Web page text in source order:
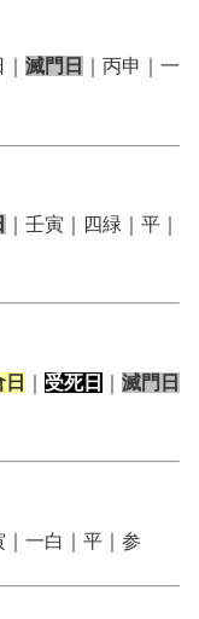
滅門日
｜丙申｜一
｜壬寅｜四緑｜平｜
受死日
滅門日
｜一白｜平｜参